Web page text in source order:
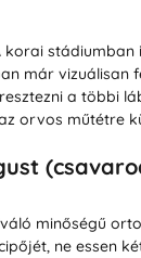
korai
már
a többi
orvos műtétre
minőségű
ne essen